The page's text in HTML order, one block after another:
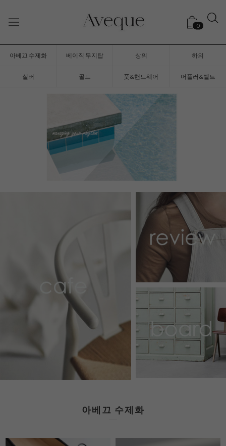
0
아베끄 수제화 베이직 무지탑 상의 하의
실버 골드 풋&핸드웨어 머플러&벨트
아베끄 수제화